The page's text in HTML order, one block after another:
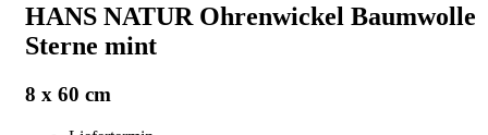
HANS NATUR Ohrenwickel Baumwolle
Sterne mint
8 x 60 cm